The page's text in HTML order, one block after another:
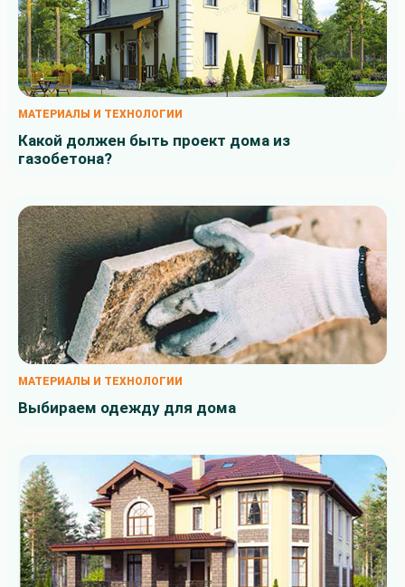
МАТЕРИАЛЫ И ТЕХНОЛОГИИ
Какой должен быть проект дома из
газобетона?
МАТЕРИАЛЫ И ТЕХНОЛОГИИ
Выбираем одежду для дома